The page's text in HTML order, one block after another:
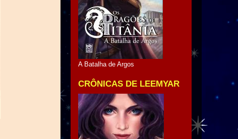
A Batalha de Argos
CRÔNICAS DE LEEMYAR